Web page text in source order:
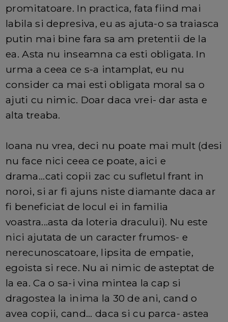
promitatoare. In practica, fata fiind mai
labila si depresiva, eu as ajuta-o sa traiasca
putin mai bine fara sa am pretentii de la
ea. Asta nu inseamna ca esti obligata. In
urma a ceea ce s-a intamplat, eu nu
consider ca mai esti obligata moral sa o
ajuti cu nimic. Doar daca vrei- dar asta e
alta treaba.
Ioana nu vrea, deci nu poate mai mult (desi
nu face nici ceea ce poate, aici e
drama...cati copii zac cu sufletul frant in
noroi, si ar fi ajuns niste diamante daca ar
fi beneficiat de locul ei in familia
voastra...asta da loteria dracului). Nu este
nici ajutata de un caracter frumos- e
nerecunoscatoare, lipsita de empatie,
egoista si rece. Nu ai nimic de asteptat de
la ea. Ca o sa-i vina mintea la cap si
dragostea la inima la 30 de ani, cand o
avea copii, cand... daca si cu parca- astea